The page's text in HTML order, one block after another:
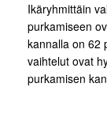
Ikäryhmittäin
purkamiseen
kannalla on 62
vaihtelut ovat
purkamisen